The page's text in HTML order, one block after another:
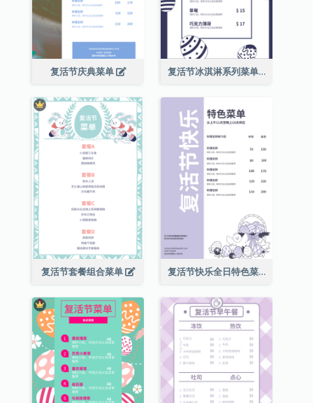
复活节庆典菜单 复活节冰淇淋系列菜单
复活节套餐组合菜单 复活节快乐全日特色菜单